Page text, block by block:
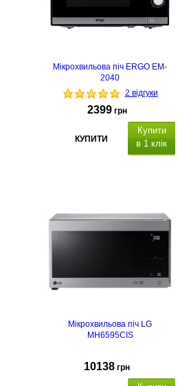
Мікрохвильова піч ERGO EM-
2040
2 відгуки
2399 грн
КУПИТИ
Купити
в 1 клік
Мікрохвильова піч LG
MH6595CIS
10138 грн